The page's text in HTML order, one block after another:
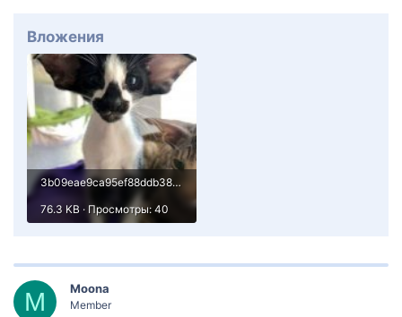
Вложения
3b09eae9ca95ef88ddb386a68de141f7.jpg
76.3 KB · Просмотры: 40
M Moona
Member